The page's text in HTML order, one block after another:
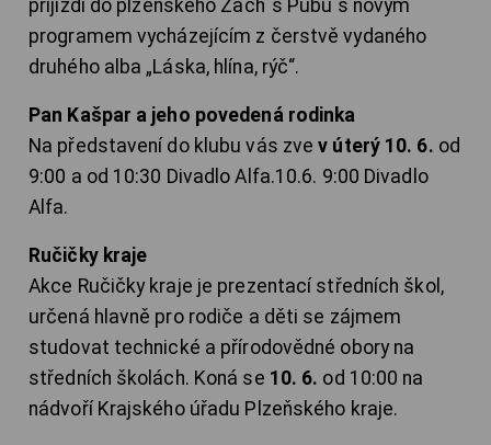
přijíždí do plzeňského Zach´s Pubu s novým
programem vycházejícím z čerstvě vydaného
druhého alba „Láska, hlína, rýč“.
Pan Kašpar a jeho povedená rodinka
Na představení do klubu vás zvev úterý 10. 6. od
9:00 a od 10:30 Divadlo Alfa.10.6. 9:00 Divadlo
Alfa.
Ručičky kraje
Akce Ručičky kraje je prezentací středních škol,
určená hlavně pro rodiče a děti se zájmem
studovat technické a přírodovědné obory na
středních školách. Koná se 10. 6. od 10:00 na
nádvoří Krajského úřadu Plzeňského kraje.